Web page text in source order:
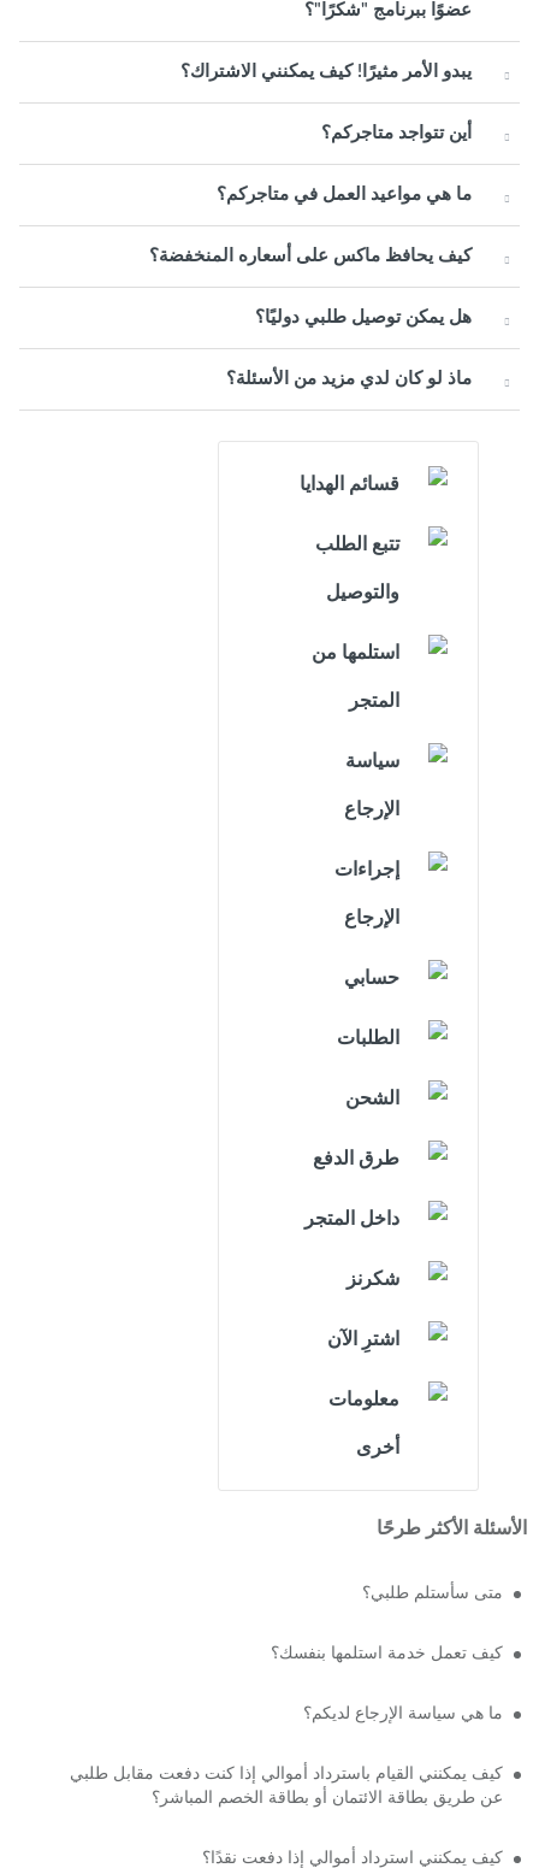
عضوًا ببرنامج "شكرًا"؟
يبدو الأمر مثيرًا! كيف يمكنني الاشتراك؟
أين تتواجد متاجركم؟
ما هي مواعيد العمل في متاجركم؟
كيف يحافظ ماكس على أسعاره المنخفضة؟
هل يمكن توصيل طلبي دوليًا؟
ماذ لو كان لدي مزيد من الأسئلة؟
قسائم الهدايا
تتبع الطلب
والتوصيل
استلمها من
المتجر
سياسة
الإرجاع
إجراءات
الإرجاع
حسابي
الطلبات
الشحن
طرق الدفع
داخل المتجر
شكرنز
اشترِ الآن
معلومات
أخرى
الأسئلة الأكثر طرحًا
متى سأستلم طلبي؟
كيف تعمل خدمة استلمها بنفسك؟
ما هي سياسة الإرجاع لديكم؟
كيف يمكنني القيام باسترداد أموالي إذا كنت دفعت مقابل طلبي
عن طريق بطاقة الائتمان أو بطاقة الخصم المباشر؟
كيف يمكنني استرداد أموالي إذا دفعت نقدًا؟